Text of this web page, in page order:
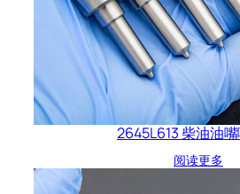
2645L613 柴油油
阅读更多